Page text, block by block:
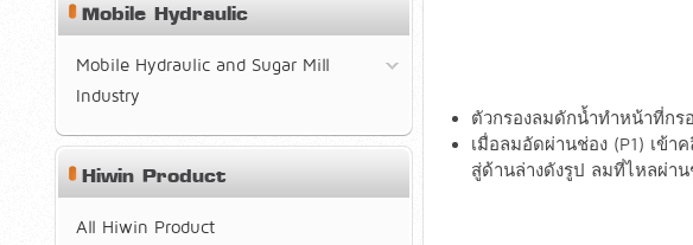
ตัวกรองลมดักน้ำทำหน้าที่กร
เมื่อลมอัดผ่านช่อง (P1) เข้
สู่ด้านล่างดังรูป ลมที่ไหลผ่า
Mobile Hydraulic
Mobile Hydraulic and Sugar Mill
Industry
Hiwin Product
All Hiwin Product